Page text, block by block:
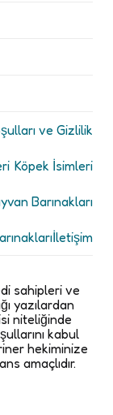
ve Gizlilik
Köpek İsimleri
Barınakları
İletişim
sahipleri ve
yazılardan
niteliğinde
kabul
hekiminize
amaçlıdır.